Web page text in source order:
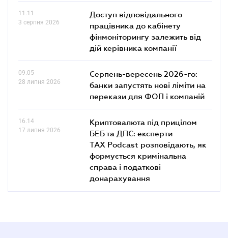
11.11
3 серпня 2026
Доступ відповідального
працівника до кабінету
фінмоніторингу залежить від
дій керівника компанії
09.05
28 липня 2026
Серпень-вересень 2026-го:
банки запустять нові ліміти на
перекази для ФОП і компаній
16.14
17 липня 2026
Криптовалюта під прицілом
БЕБ та ДПС: експерти
TAX Podcast розповідають, як
формується кримінальна
справа і податкові
донарахування